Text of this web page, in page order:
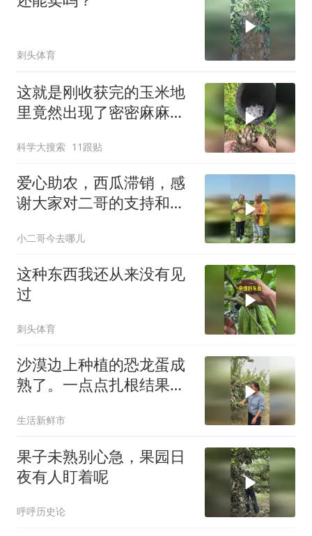
刺头体育
这就是刚收获完的玉米地
里竟然出现了密密麻麻白
科学大搜索 11跟贴
爱心助农，西瓜滞销，感
谢大家对二哥的支持和信
小二哥今去哪儿
这种东西我还从来没有见
过
刺头体育
沙漠边上种植的恐龙蛋成
熟了。一点点扎根结果，
生活新鲜市
果子未熟别心急，果园日
夜有人盯着呢
呼呼历史论